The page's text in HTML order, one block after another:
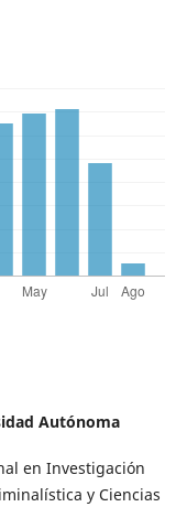
Autónoma
en Investigación
y Ciencias